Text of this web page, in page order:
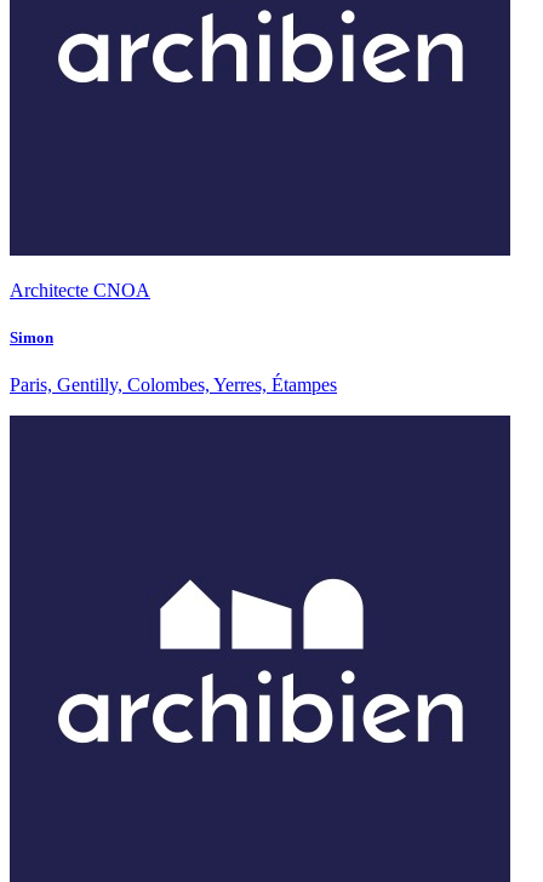
Architecte CNOA
Simon
Paris, Gentilly, Colombes, Yerres, Étampes